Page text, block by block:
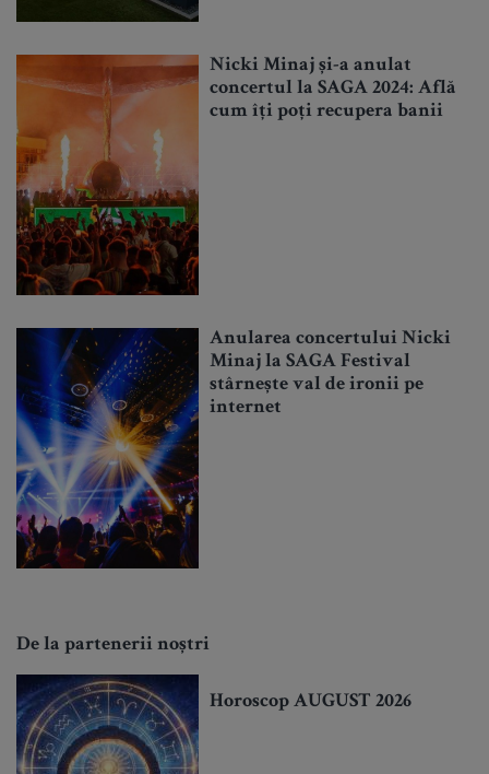
Nicki Minaj și-a anulat
concertul la SAGA 2024: Află
cum îți poți recupera banii
Anularea concertului Nicki
Minaj la SAGA Festival
stârnește val de ironii pe
internet
De la partenerii noștri
Horoscop AUGUST 2026